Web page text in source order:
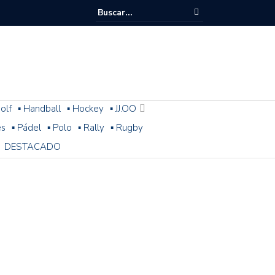
▪ Handball ▪ Hockey ▪ JJ.OO
▪ Pádel ▪ Polo ▪ Rally ▪ Rugby
DESTACADO